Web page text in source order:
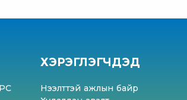
ХЭРЭГЛЭГЧДЭД
Нээлттэй ажлын байр